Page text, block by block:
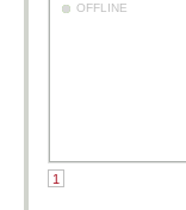
OFFLINE
1